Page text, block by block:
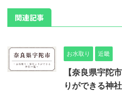
関連記事
お水取り 近畿
【奈良県宇陀
りができる神